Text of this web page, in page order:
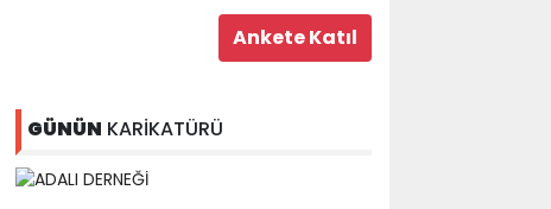
GÜNÜN KARİKATÜRÜ